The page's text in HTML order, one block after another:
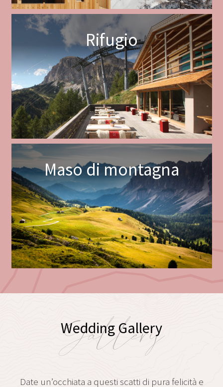
Rifugio
Maso di montagna
Wedding Gallery
Gallery
Date un’occhiata a questi scatti di pura felicità e